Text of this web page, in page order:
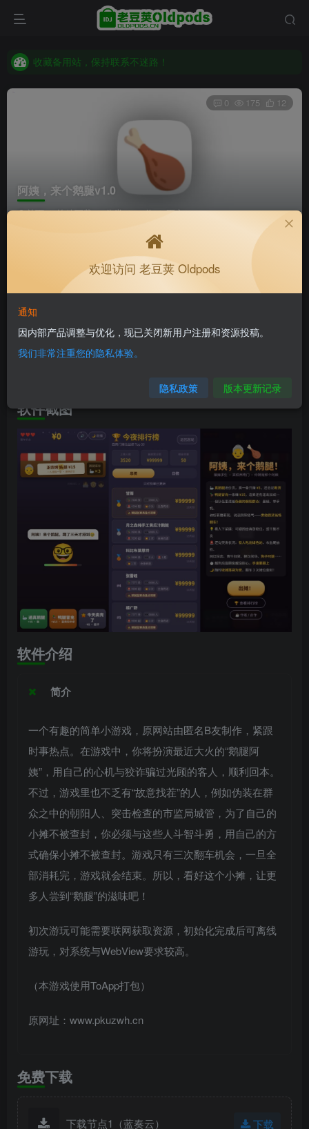
收藏备用站，保持联系不迷路！
收藏备用站，保持联系不迷路！
老豆荚 Oldpods版本：v10.3.0 泡芙
阿姨，来个鹅腿v1.0
首页 软件下载 分类 32位 正文
0 175 12
33天前更新
软件信息
兼容版本：安卓7.0+
软件截图
软件介绍
简介
一个有趣的简单小游戏，原网站由匿名B友制作，紧跟
时事热点。在游戏中，你将扮演最近大火的“鹅腿阿
姨”，用自己的心机与狡诈骗过光顾的客人，顺利回本。
不过，游戏里也不乏有“故意找茬”的人，例如伪装在群
众之中的朝阳人、突击检查的市监局城管，为了自己的
小摊不被查封，你必须与这些人斗智斗勇，用自己的方
式确保小摊不被查封。游戏只有三次翻车机会，一旦全
部消耗完，游戏就会结束。所以，看好这个小摊，让更
多人尝到“鹅腿”的滋味吧！
初次游玩可能需要联网获取资源，初始化完成后可离线
游玩，对系统与WebView要求较高。
（本游戏使用ToApp打包）
原网址：www.pkuzwh.cn
免费下载
下载节点1（蓝奏云） 下载
欢迎访问 老豆荚 Oldpods
通知
因内部产品调整与优化，现已关闭新用户注册和资源投稿。
我们非常注重您的隐私体验。
隐私政策 版本更新记录